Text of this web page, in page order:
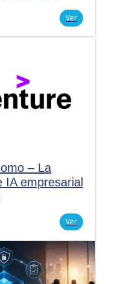
Ver
– La
IA empresarial
Ver